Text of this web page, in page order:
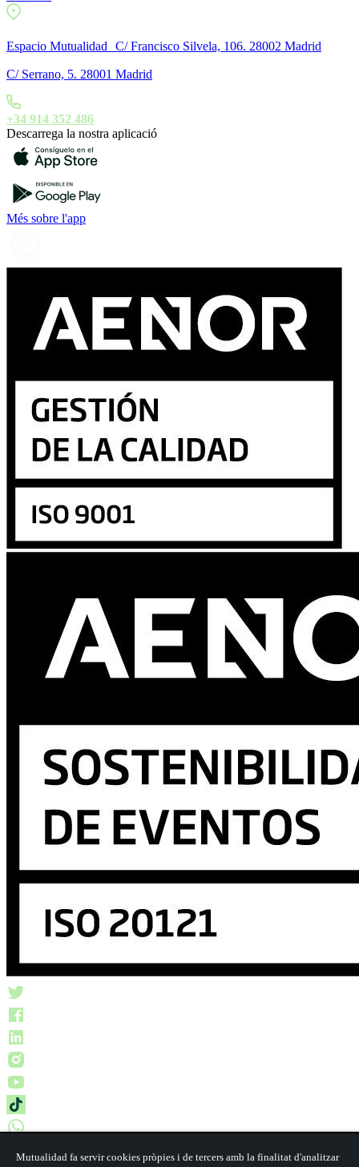
Espacio Mutualidad C/ Francisco Silvela, 106. 28002 Madrid
C/ Serrano, 5. 28001 Madrid
+34 914 352 486
Descarrega la nostra aplicació
Més sobre l'app
Mutualidad fa servir cookies pròpies i de tercers amb la finalitat d'analitzar